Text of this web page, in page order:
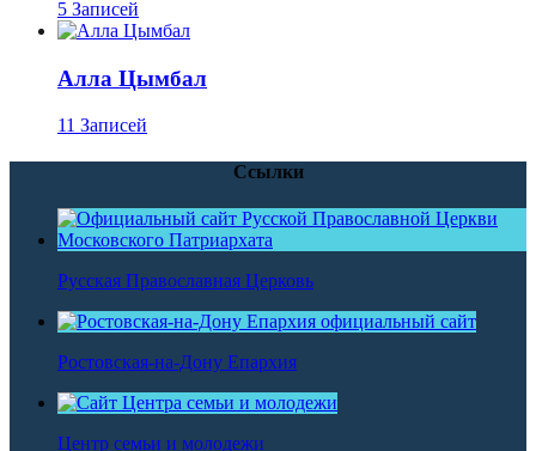
5 Записей
Алла Цымбал
11 Записей
Ссылки
Русская Православная Церковь
Ростовская-на-Дону Епархия
Центр семьи и молодежи